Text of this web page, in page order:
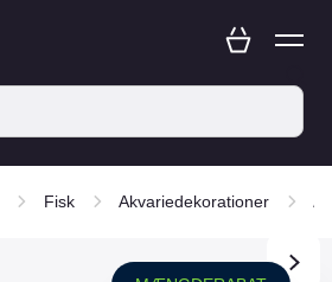
Fisk Akvariedekorationer